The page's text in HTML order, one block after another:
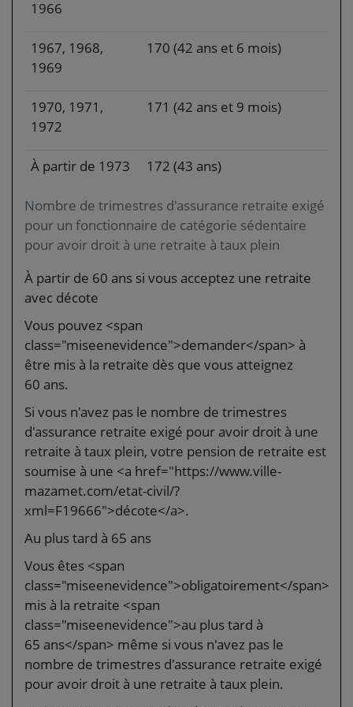
Nombre de trimestres d'assurance retraite exigé
pour un fonctionnaire de catégorie sédentaire
pour avoir droit à une retraite à taux plein
1966
1967, 1968,
1969
170 (42 ans et 6 mois)
1970, 1971,
1972
171 (42 ans et 9 mois)
À partir de 1973 172 (43 ans)
À partir de 60 ans si vous acceptez une retraite
avec décote
Vous pouvez <span
class="miseenevidence">demander</span> à
être mis à la retraite dès que vous atteignez
60 ans.
Si vous n'avez pas le nombre de trimestres
d'assurance retraite exigé pour avoir droit à une
retraite à taux plein, votre pension de retraite est
soumise à une <a href="https://www.ville-
mazamet.com/etat-civil/?
xml=F19666">décote</a>.
Au plus tard à 65 ans
Vous êtes <span
class="miseenevidence">obligatoirement</span>
mis à la retraite <span
class="miseenevidence">au plus tard à
65 ans</span> même si vous n'avez pas le
nombre de trimestres d'assurance retraite exigé
pour avoir droit à une retraite à taux plein.